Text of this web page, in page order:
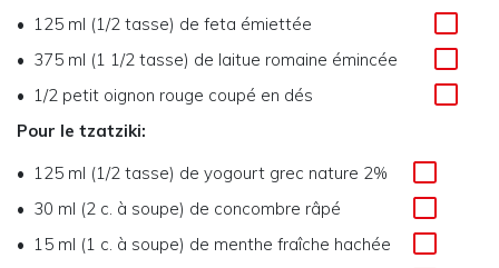
125 ml (1/2 tasse) de feta émiettée
375 ml (1 1/2 tasse) de laitue romaine émincée
1/2 petit oignon rouge coupé en dés
Pour le tzatziki:
125 ml (1/2 tasse) de yogourt grec nature 2%
30 ml (2 c. à soupe) de concombre râpé
15 ml (1 c. à soupe) de menthe fraîche hachée